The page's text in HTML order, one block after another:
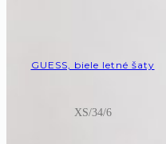
GUESS, biele letné šaty
XS/34/6